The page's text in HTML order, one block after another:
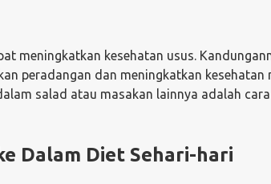
meningkatkan kesehatan usus.
peradangan dan meningkatkan kesehatan
salad atau masakan lainnya adalah
Dalam Diet Sehari-hari